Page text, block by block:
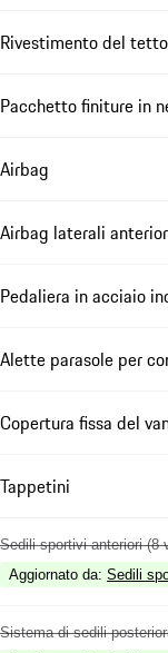
Rivestimento del
Pacchetto finiture in
Airbag
Airbag laterali
Pedaliera in acciaio
Alette parasole per
Copertura fissa del
Tappetini
Sedili sportivi anteriori (8
Aggiornato da: Sedili
Sistema di sedili